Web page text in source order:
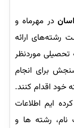
در مهرماه و
لیست رشته‌های ارائه
موردنظر
برای انجام
خود اقدام کنند.
ایم اطلاعات
رشته ها و